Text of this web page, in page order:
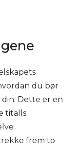
du bør
Dette er en
titalls
frem to